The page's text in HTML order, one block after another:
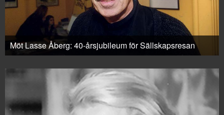
Möt Lasse Åberg: 40-årsjubileum för Sällskapsresan